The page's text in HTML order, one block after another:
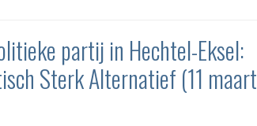
partij in Hechtel-Eksel:
Sterk Alternatief (11 maart